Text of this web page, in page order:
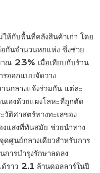
ห้กับพื้นที่คลังสินค้าเก่า โดย
กันจำนวนหกแห่ง ซึ่งช่วย
าณ 23% เมื่อเทียบกับร้าน
รออกแบบจัดวาง
นกลางแจ้งร่วมกัน แต่ละ
เองด้วยแผงโลหะที่ถูกตัด
วัติศาสตร์ทางทะเลของ
งแสงที่ทันสมัย ช่วยนำทาง
ศูนย์กลางเดียวสำหรับการ
การบำรุงรักษาลดลง
ราว 2.1 ล้านดอลลาร์ในปี